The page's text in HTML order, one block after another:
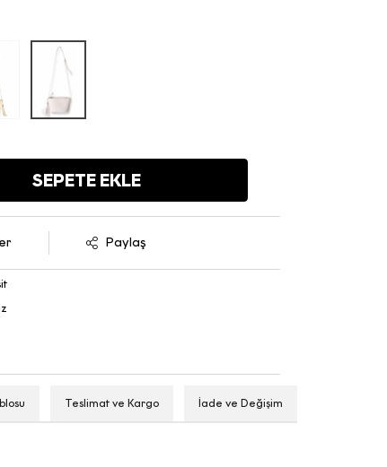
SEPETE EKLE
Paylaş
Teslimat ve Kargo İade ve Değişim